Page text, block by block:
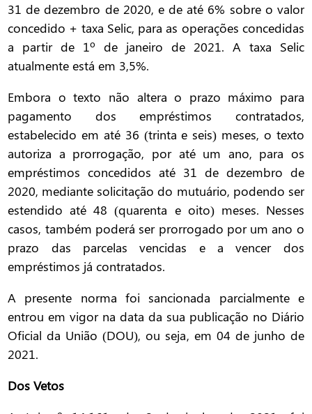
31 de dezembro de 2020, e de até 6% sobre o valor
concedido + taxa Selic, para as operações concedidas
a partir de 1º de janeiro de 2021. A taxa Selic
atualmente está em 3,5%.
Embora o texto não altera o prazo máximo para
pagamento dos empréstimos contratados,
estabelecido em até 36 (trinta e seis) meses, o texto
autoriza a prorrogação, por até um ano, para os
empréstimos concedidos até 31 de dezembro de
2020, mediante solicitação do mutuário, podendo ser
estendido até 48 (quarenta e oito) meses. Nesses
casos, também poderá ser prorrogado por um ano o
prazo das parcelas vencidas e a vencer dos
empréstimos já contratados.
A presente norma foi sancionada parcialmente e
entrou em vigor na data da sua publicação no Diário
Oficial da União (DOU), ou seja, em 04 de junho de
2021.
Dos Vetos